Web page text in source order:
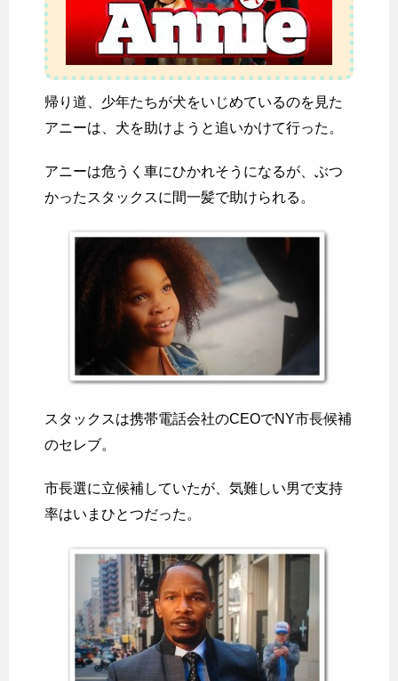
帰り道、少年たちが犬をいじめているのを見た
アニーは、犬を助けようと追いかけて行った。
アニーは危うく車にひかれそうになるが、ぶつ
かったスタックスに間一髪で助けられる。
スタックスは携帯電話会社のCEOでNY市長候補
のセレブ。
市長選に立候補していたが、気難しい男で支持
率はいまひとつだった。